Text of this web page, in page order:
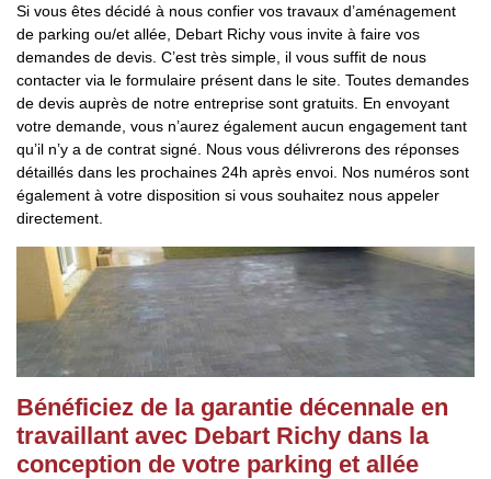
Si vous êtes décidé à nous confier vos travaux d’aménagement
de parking ou/et allée, Debart Richy vous invite à faire vos
demandes de devis. C’est très simple, il vous suffit de nous
contacter via le formulaire présent dans le site. Toutes demandes
de devis auprès de notre entreprise sont gratuits. En envoyant
votre demande, vous n’aurez également aucun engagement tant
qu’il n’y a de contrat signé. Nous vous délivrerons des réponses
détaillés dans les prochaines 24h après envoi. Nos numéros sont
également à votre disposition si vous souhaitez nous appeler
directement.
Bénéficiez de la garantie décennale en
travaillant avec Debart Richy dans la
conception de votre parking et allée